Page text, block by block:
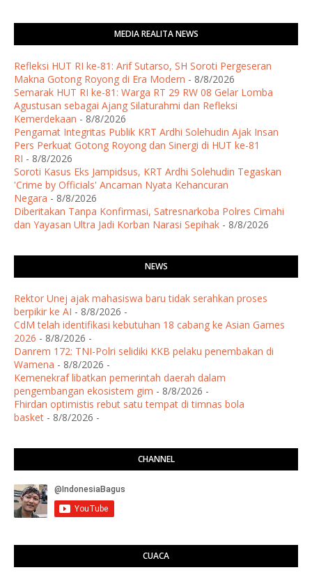
MEDIA REALITA NEWS
Refleksi HUT RI ke-81: Arif Sutarso, SH Soroti Pergeseran
Makna Gotong Royong di Era Modern - 8/8/2026
Semarak HUT RI ke-81: Warga RT 29 RW 08 Gelar Lomba
Agustusan sebagai Ajang Silaturahmi dan Refleksi
Kemerdekaan - 8/8/2026
Pengamat Integritas Publik KRT Ardhi Solehudin Ajak Insan
Pers Perkuat Gotong Royong dan Sinergi di HUT ke-81
RI - 8/8/2026
Soroti Kasus Eks Jampidsus, KRT Ardhi Solehudin Tegaskan
'Crime by Officials' Ancaman Nyata Kehancuran
Negara - 8/8/2026
Diberitakan Tanpa Konfirmasi, Satresnarkoba Polres Cimahi
dan Yayasan Ultra Jadi Korban Narasi Sepihak - 8/8/2026
NEWS
Rektor Unej ajak mahasiswa baru tidak serahkan proses
berpikir ke AI - 8/8/2026 -
CdM telah identifikasi kebutuhan 18 cabang ke Asian Games
2026 - 8/8/2026 -
Danrem 172: TNI-Polri selidiki KKB pelaku penembakan di
Wamena - 8/8/2026 -
Kemenekraf libatkan pemerintah daerah dalam
pengembangan ekosistem gim - 8/8/2026 -
Fhirdan optimistis rebut satu tempat di timnas bola
basket - 8/8/2026 -
CHANNEL
CUACA